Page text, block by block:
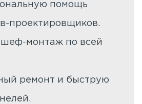
помощь
проектировщиков.
монтаж по всей
ремонт и быструю